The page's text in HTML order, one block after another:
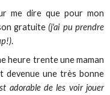
me dire que pour mon
gratuite (j'ai pu prendre
.
heure trente une maman
devenue une très bonne
adorable de les voir jouer